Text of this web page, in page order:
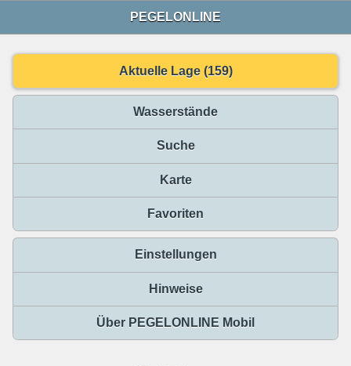
PEGELONLINE
Aktuelle Lage (159)
Wasserstände
Suche
Karte
Favoriten
Einstellungen
Hinweise
Über PEGELONLINE Mobil